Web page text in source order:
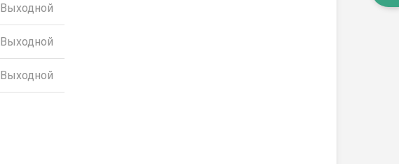
Выходной
Выходной
Выходной